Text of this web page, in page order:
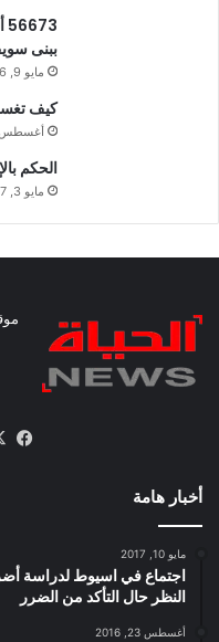
ببنى
مايو 9, 2016
كيف
أغسطس 10,
الحكم
مايو 3, 2017
أخبار هامة
مايو 10, 2017
اجتماع في اسيوط لدراسة
النظر حال التأكد من الضرر
أغسطس 23, 2016